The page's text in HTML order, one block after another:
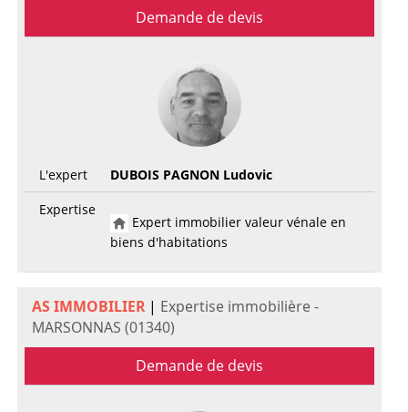
Demande de devis
L'expert
DUBOIS PAGNON Ludovic
Expertise
Expert immobilier valeur vénale en
biens d'habitations
AS IMMOBILIER| Expertise immobilière -
MARSONNAS (01340)
Demande de devis